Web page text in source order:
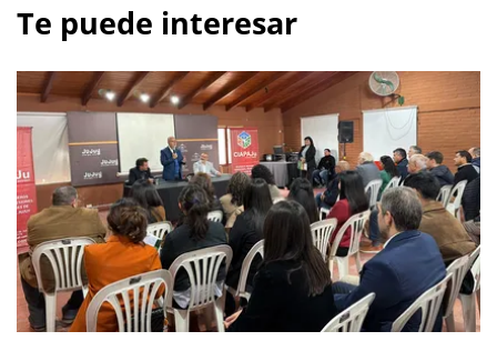
Te puede interesar